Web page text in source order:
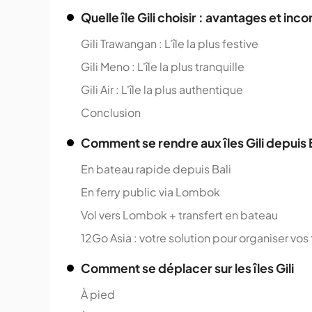
Quelle île Gili choisir : avantages et
Gili Trawangan : L'île la plus festive
Gili Meno : L'île la plus tranquille
Gili Air : L'île la plus authentique
Conclusion
Comment se rendre aux îles Gili depuis
En bateau rapide depuis Bali
En ferry public via Lombok
Vol vers Lombok + transfert en bateau
12Go Asia : votre solution pour organiser
Comment se déplacer sur les îles Gili
À pied